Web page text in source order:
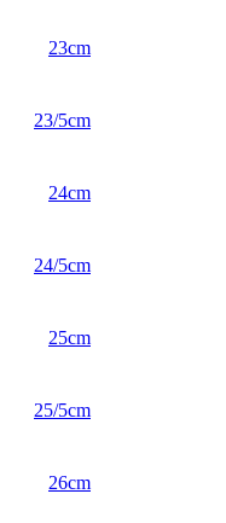
23cm
23/5cm
24cm
24/5cm
25cm
25/5cm
26cm